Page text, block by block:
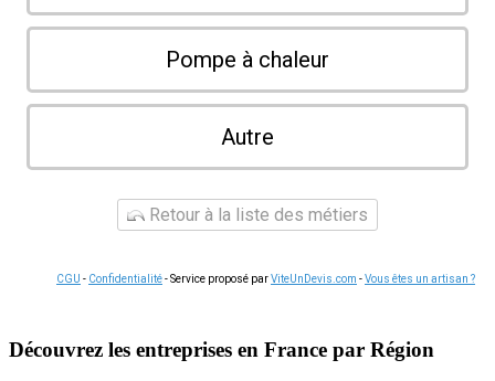
Pompe à chaleur
Autre
Retour à la liste des métiers
CGU - Confidentialité- Service proposé parViteUnDevis.com -Vous êtes un artisan ?
Découvrez les entreprises en France par Région